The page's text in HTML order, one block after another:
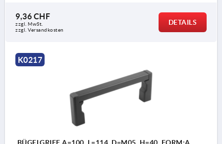
9,36 CHF
zzgl. MwSt.
zzgl. Versandkosten
DETAILS
K0217